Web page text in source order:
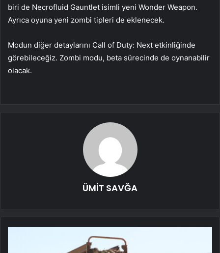
biri de Necrofluid Gauntlet isimli yeni Wonder Weapon.
Ayrıca oyuna yeni zombi tipleri de eklenecek.
Modun diğer detaylarını Call of Duty: Next etkinliğinde
görebileceğiz. Zombi modu, beta sürecinde de oynanabilir
olacak.
ÜMİT SAVĞA